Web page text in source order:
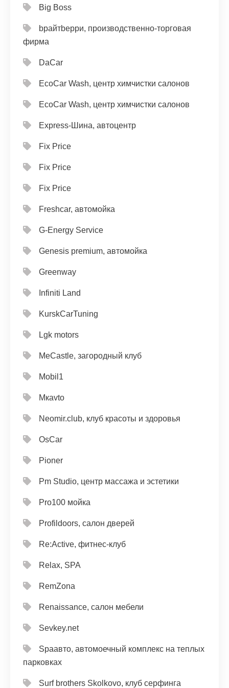
Big Boss
bрайтbерри, производственно-торговая
фирма
DaCar
EcoCar Wash, центр химчистки салонов
EcoCar Wash, центр химчистки салонов
Express-Шина, автоцентр
Fix Price
Fix Price
Fix Price
Freshcar, автомойка
G-Energy Service
Genesis premium, автомойка
Greenway
Infiniti Land
KurskCarTuning
Lgk motors
MeCastle, загородный клуб
Mobil1
Mкavto
Neomir.club, клуб красоты и здоровья
OsCar
Pioner
Pm Studio, центр массажа и эстетики
Pro100 мойка
Profildoors, салон дверей
Re:Active, фитнес-клуб
Relax, SPA
RemZona
Renaissance, салон мебели
Sevkey.net
Spaавто, автомоечный комплекс на теплых
парковках
Surf brothers Skolkovo, клуб серфинга